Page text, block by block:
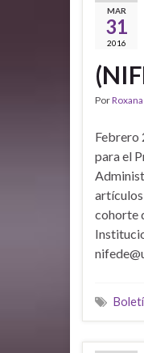
MAR
31
2016
Por
Febrero
para el
artículos
cohorte